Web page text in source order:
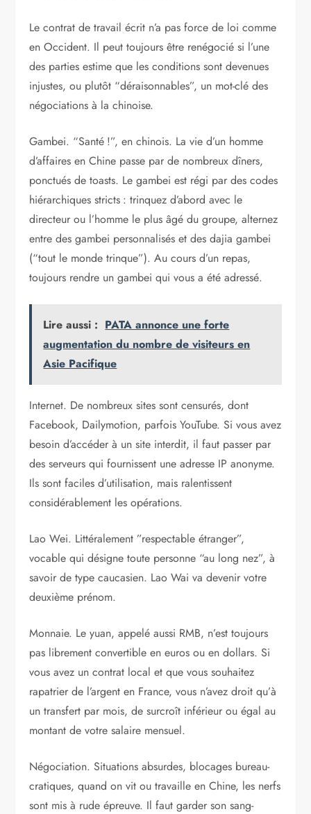
Le contrat de travail écrit n’a pas force de loi comme
en Occident. Il peut toujours être ­renégocié si l’une
des parties estime que les conditions sont devenues
injustes, ou plutôt “déraisonnables”, un mot-clé des
négociations à la chinoise.
Gambei. “Santé !”, en chinois. La vie d’un homme
d’affaires en Chine passe par de nombreux dîners,
ponctués de ­toasts. Le gambei est régi par des codes
hiérarchiques stricts : trinquez d’abord avec le
directeur ou l’homme le plus âgé du groupe, alternez
entre des gambei personnalisés et des dajia gambei
(“tout le monde trinque”). Au cours d’un repas,
toujours rendre un gambei qui vous a été adressé.
Lire aussi : PATA annonce une forte
augmentation du nombre de visiteurs en
Asie Pacifique
Internet. De nombreux sites sont censurés, dont
Facebook, Dailymotion, parfois YouTube. Si vous avez
besoin d’accéder à un site interdit, il faut passer par
des serveurs qui fournissent une adresse IP anonyme.
Ils sont faciles d’utilisation, mais ralentissent
considéra­blement les opérations.
Lao Wei. Littéralement ­”respectable étranger”,
vocable qui désigne toute personne “au long nez”, à
savoir de type caucasien. Lao Wai va devenir votre
deuxième prénom.
Monnaie. Le yuan, appelé aussi RMB, n’est toujours
pas librement convertible en euros ou en dollars. Si
vous avez un contrat local et que vous souhaitez
rapatrier de l’argent en France, vous n’avez droit qu’à
un transfert par mois, de surcroît inférieur ou égal au
montant de votre salaire mensuel.
Négociation. Situations ­absurdes, blocages bureau­
cratiques, quand on vit ou ­travaille en Chine, les nerfs
sont mis à rude épreuve. Il faut garder son sang-